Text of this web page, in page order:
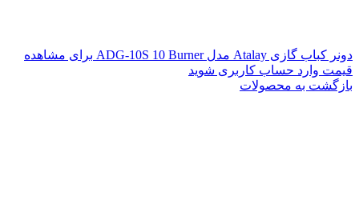
دونر کباب گازی Atalay مدل ADG-10S 10 Burner
برای مشاهده
قیمت وارد حساب کاربری شوید
بازگشت به محصولات